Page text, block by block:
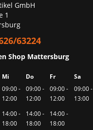
GmbH
1
63224
Shop Mattersburg
Mi Do Fr
Sa
09:00 -
12:00
09:00 -
12:00
09:00 -
12:00
09:00 -
13:00
14:00 -
18:00
14:00 -
18:00
14:00 -
18:00